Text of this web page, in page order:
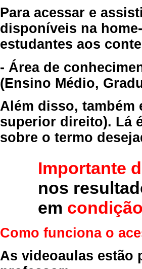
Para acessar e
disponíveis na
estudantes aos
- Área de
(Ensino Médio,
Além disso, também
superior direito). Lá
sobre o termo
Importante
nos
em
Como funciona o
As videoaulas estão